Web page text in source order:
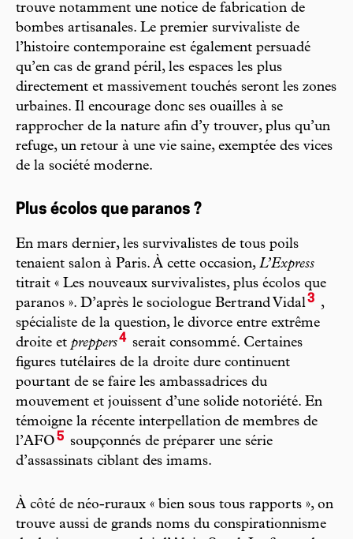
trouve notamment une notice de fabrication de
bombes artisanales. Le premier survivaliste de
l’histoire contemporaine est également persuadé
qu’en cas de grand péril, les espaces les plus
directement et massivement touchés seront les zones
urbaines. Il encourage donc ses ouailles à se
rapprocher de la nature afin d’y trouver, plus qu’un
refuge, un retour à une vie saine, exemptée des vices
de la société moderne.
Plus écolos que paranos ?
En mars dernier, les survivalistes de tous poils
tenaient salon à Paris. À cette occasion, L’Express
titrait « Les nouveaux survivalistes, plus écolos que
paranos ». D’après le sociologue Bertrand Vidal3 ,
spécialiste de la question, le divorce entre extrême
droite et preppers4 serait consommé. Certaines
figures tutélaires de la droite dure continuent
pourtant de se faire les ambassadrices du
mouvement et jouissent d’une solide notoriété. En
témoigne la récente interpellation de membres de
l’AFO5 soupçonnés de préparer une série
d’assassinats ciblant des imams.
À côté de néo-ruraux « bien sous tous rapports », on
trouve aussi de grands noms du conspirationnisme